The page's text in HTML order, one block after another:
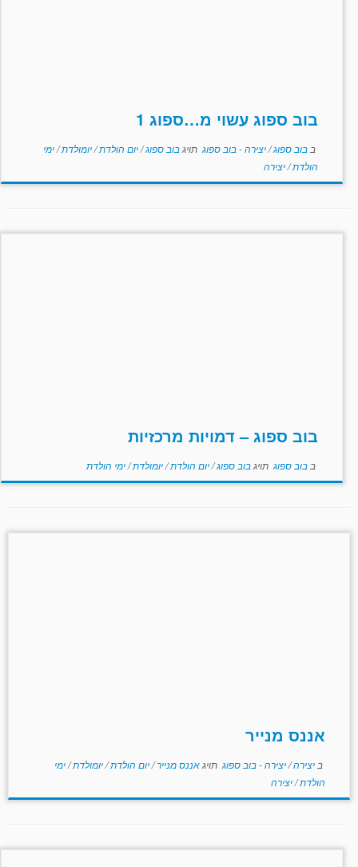
בוב ספוג עשוי מ…ספוג 1
ב בוב ספוג/יצירה - בוב ספוג תויגבוב ספוג/יום הולדת/יומולדת/ימי
הולדת/יצירה
בוב ספוג – דמויות מרכזיות
ב בוב ספוג תויגבוב ספוג/יום הולדת/יומולדת/ימי הולדת
אננס מנייר
ב יצירה/יצירה - בוב ספוג תויגאננס מנייר/יום הולדת/יומולדת/ימי
הולדת/יצירה